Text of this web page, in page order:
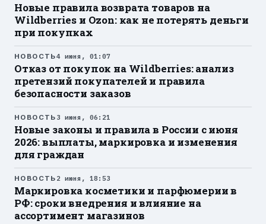
Новые правила возврата товаров на
Wildberries и Ozon: как не потерять деньги
при покупках
НОВОСТЬ4 июня, 01:07
Отказ от покупок на Wildberries: анализ
претензий покупателей и правила
безопасности заказов
НОВОСТЬ 3 июня, 06:21
Новые законы и правила в России с июня
2026: выплаты, маркировка и изменения
для граждан
НОВОСТЬ 2 июня, 18:53
Маркировка косметики и парфюмерии в
РФ: сроки внедрения и влияние на
ассортимент магазинов